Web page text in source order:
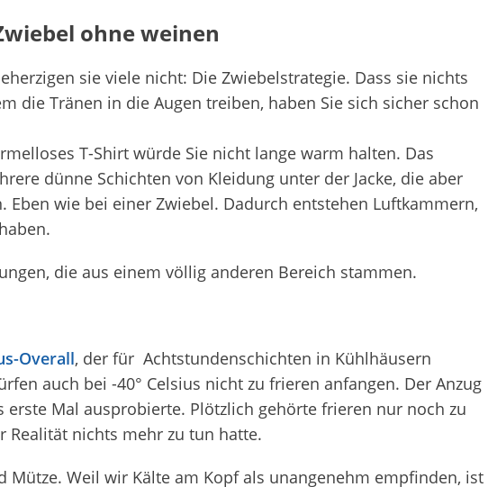
ohne weinen
sie viele nicht: Die Zwiebelstrategie. Dass sie nichts
die Tränen in die Augen treiben, haben Sie sich sicher schon
T-Shirt würde Sie nicht lange warm halten. Das
dünne Schichten von Kleidung unter der Jacke, die aber
wie bei einer Zwiebel. Dadurch entstehen Luftkammern,
die aus einem völlig anderen Bereich stammen.
Overall, der für Achtstundenschichten in Kühlhäusern
auch bei -40° Celsius nicht zu frieren anfangen. Der Anzug
Mal ausprobierte. Plötzlich gehörte frieren nur noch zu
Realität nichts mehr zu tun hatte.
Mütze. Weil wir Kälte am Kopf als unangenehm empfinden, ist